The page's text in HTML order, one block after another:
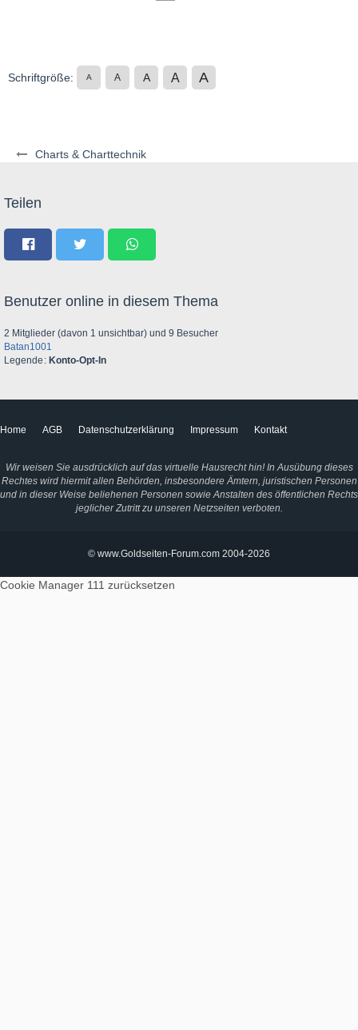
Charts & Charttechnik
Schriftgröße: A A A A A
Teilen
Benutzer online in diesem Thema
2 Mitglieder (davon 1 unsichtbar) und 9 Besucher
Batan1001
Legende
Konto-Opt-In
Home AGB Datenschutzerklärung Impressum Kontakt
Wir weisen Sie ausdrücklich auf das virtuelle Hausrecht hin! In Ausübung dieses
Rechtes wird hiermit allen Behörden, insbesondere Ämtern, juristischen Personen
und in dieser Weise beliehenen Personen sowie Anstalten des öffentlichen Rechts
jeglicher Zutritt zu unseren Netzseiten verboten.
© www.Goldseiten-Forum.com 2004-2026
Cookie Manager 111 zurücksetzen